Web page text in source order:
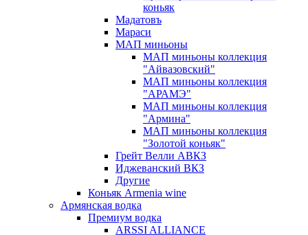
коньяк
Мадатовъ
Мараси
МАП миньоны
МАП миньоны коллекция
"Айвазовский"
МАП миньоны коллекция
"АРАМЭ"
МАП миньоны коллекция
"Армина"
МАП миньоны коллекция
"Золотой коньяк"
Грейт Велли АВКЗ
Иджеванский ВКЗ
Другие
Коньяк Armenia wine
Армянская водка
Премиум водка
ARSSI ALLIANCE